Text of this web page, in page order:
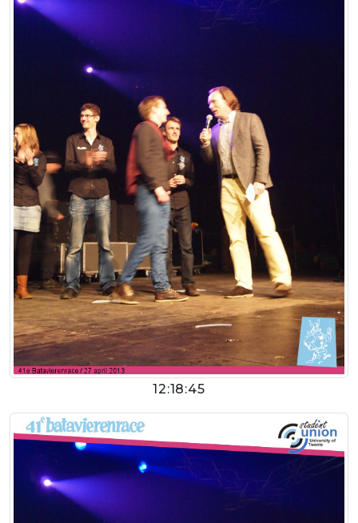
12:18:45